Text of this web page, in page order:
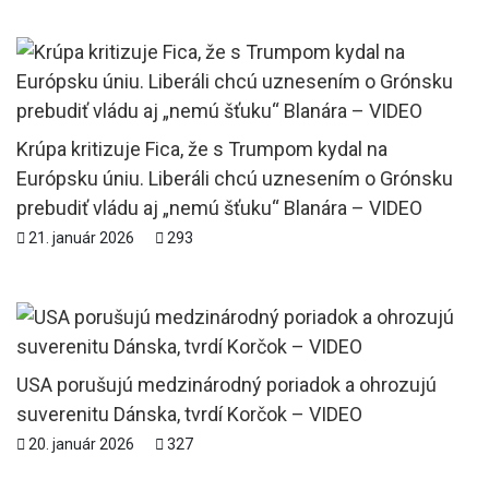
Krúpa kritizuje Fica, že s Trumpom kydal na
Európsku úniu. Liberáli chcú uznesením o Grónsku
prebudiť vládu aj „nemú šťuku“ Blanára – VIDEO
21. január 2026 293
USA porušujú medzinárodný poriadok a ohrozujú
suverenitu Dánska, tvrdí Korčok – VIDEO
20. január 2026 327